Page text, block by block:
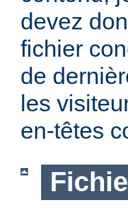
devez
fichier
de
les
en-têtes